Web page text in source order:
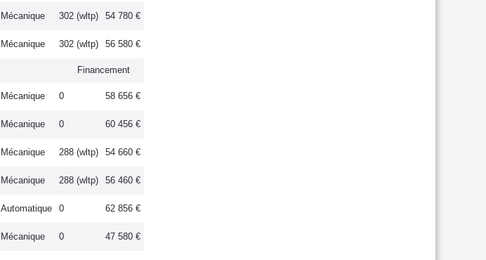
Mécanique 302 (wltp) 54 780 €
Mécanique 302 (wltp) 56 580 €
Financement
Mécanique 0 58 656 €
Mécanique 0 60 456 €
Mécanique 288 (wltp) 54 660 €
Mécanique 288 (wltp) 56 460 €
Automatique 0 62 856 €
Mécanique 0 47 580 €